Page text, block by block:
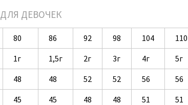
ДЛЯ ДЕВОЧЕК
80 86 92 98 104 110
1г 1,5г 2г 3г 4г 5г
48 48 52 52 56 56
45 45 48 48 51 51